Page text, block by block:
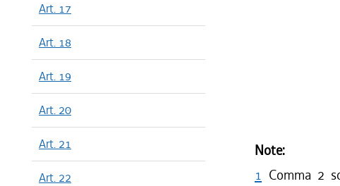
Art. 17
Art. 18
Art. 19
Art. 20
Art. 21
Art. 22
dal 01/01/
dal 13/12/
Note:
1 Comma 2